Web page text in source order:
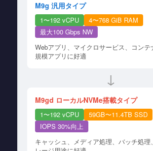
M9g 汎用タイプ
1〜192 vCPU
4〜768 GiB RAM
最大100 Gbps NW
Webアプリ、マイクロサービス、コン
規模アプリに好適
↓
M9gd ローカルNVMe搭載タイプ
1〜192 vCPU
59GB〜11.4TB SSD
IOPS 30%向上
キャッシュ、メディア処理、バッチ処理